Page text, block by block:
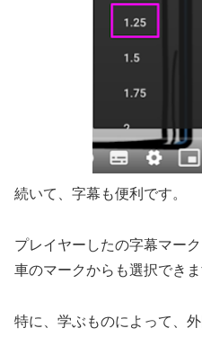
続いて、字幕も便利です。
プレイヤーしたの字幕マー
車のマークからも選択できま
特に、学ぶものによって、